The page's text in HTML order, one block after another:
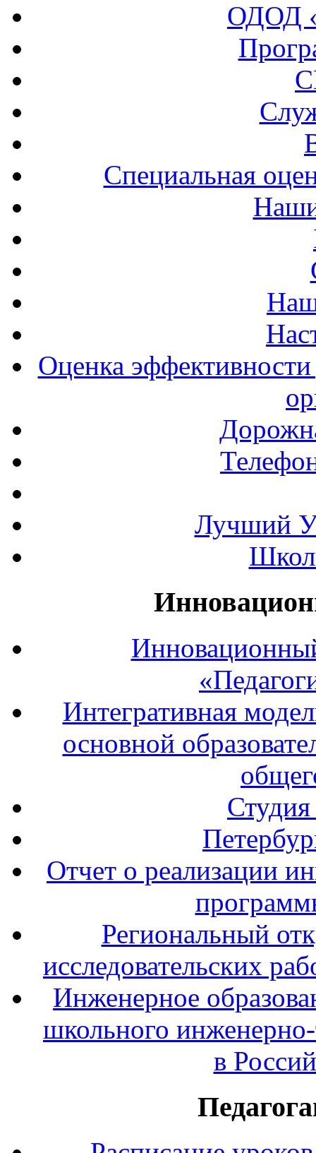
ОДОД
Специальная
Оценка эффективности
Лучший
Интегративная
основной
Отчет о реализации
Региональный
исследовательских
Инженерное
школьного инженерно-
в